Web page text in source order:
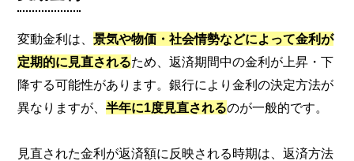
変動金利は、景気や物価・社会情勢などによって金利が
定期的に見直されるため、返済期間中の金利が上昇・下
降する可能性があります。銀行により金利の決定方法が
異なりますが、半年に1度見直されるのが一般的です。
見直された金利が返済額に反映される時期は、返済方法